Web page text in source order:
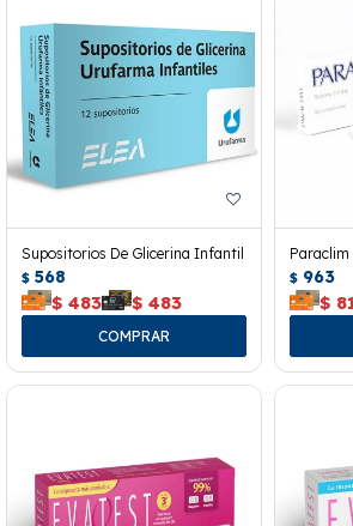
Supositorios De Glicerina Infantil
$ 568
$ 483 $ 483
Paraclim
$ 963
$